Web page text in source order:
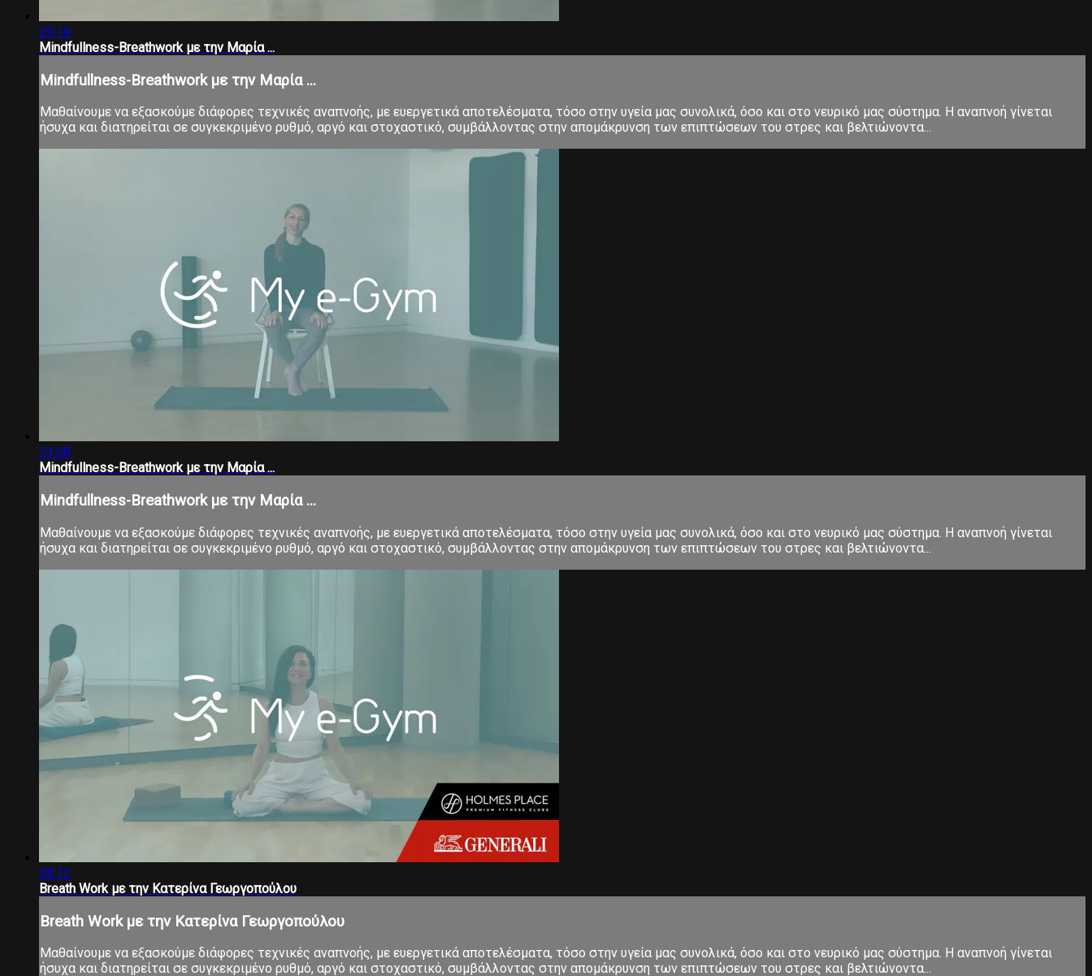
29:19
Mindfullness-Breathwork με την Μαρία ...
Mindfullness-Breathwork με την Μαρία ...
Μαθαίνουμε να εξασκούμε διάφορες τεχνικές αναπνοής, με ευεργετικά αποτελέσματα, τόσο στην υγεία μας συνολικά, όσο και στο νευρικό μας σύστημα. Η αναπνοή γίνεται
ήσυχα και διατηρείται σε συγκεκριμένο ρυθμό, αργό και στοχαστικό, συμβάλλοντας στην απομάκρυνση των επιπτώσεων του στρες και βελτιώνοντα...
23:08
Mindfullness-Breathwork με την Μαρία ...
Mindfullness-Breathwork με την Μαρία ...
Μαθαίνουμε να εξασκούμε διάφορες τεχνικές αναπνοής, με ευεργετικά αποτελέσματα, τόσο στην υγεία μας συνολικά, όσο και στο νευρικό μας σύστημα. Η αναπνοή γίνεται
ήσυχα και διατηρείται σε συγκεκριμένο ρυθμό, αργό και στοχαστικό, συμβάλλοντας στην απομάκρυνση των επιπτώσεων του στρες και βελτιώνοντα...
28:12
Breath Work με την Κατερίνα Γεωργοπούλου
Breath Work με την Κατερίνα Γεωργοπούλου
Μαθαίνουμε να εξασκούμε διάφορες τεχνικές αναπνοής, με ευεργετικά αποτελέσματα, τόσο στην υγεία μας συνολικά, όσο και στο νευρικό μας σύστημα. Η αναπνοή γίνεται
ήσυχα και διατηρείται σε συγκεκριμένο ρυθμό, αργό και στοχαστικό, συμβάλλοντας στην απομάκρυνση των επιπτώσεων του στρες και βελτιώνοντα...